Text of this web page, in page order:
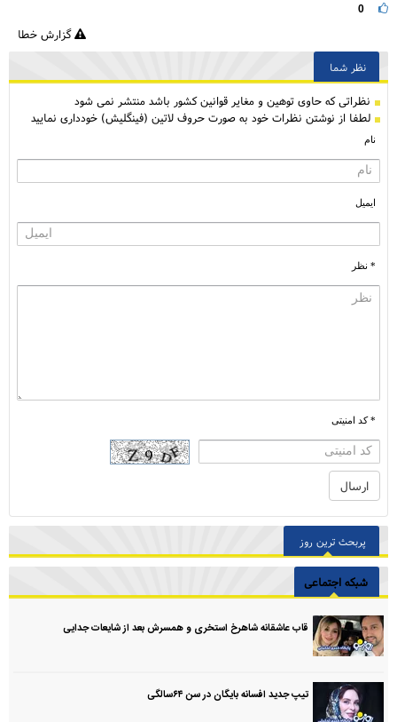
0
گزارش خطا
نظر شما
نظراتی كه حاوی توهین و مغایر قوانین کشور باشد منتشر نمی شود
لطفا از نوشتن نظرات خود به صورت حروف لاتین (فینگلیش) خودداری نمایید
نام
ایمیل
* نظر
* کد امنیتی
پربحث ترین روز
شبکه اجتماعی
قاب عاشقانه شاهرخ استخری و همسرش بعد از شایعات جدایی
تیپ جدید افسانه بایگان در سن ۶۴سالگی